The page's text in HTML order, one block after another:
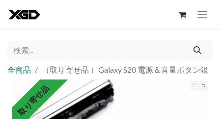
全商品 （取り寄せ品 ）Galaxy S20 電源＆音量ボタン銀
取り寄せ品